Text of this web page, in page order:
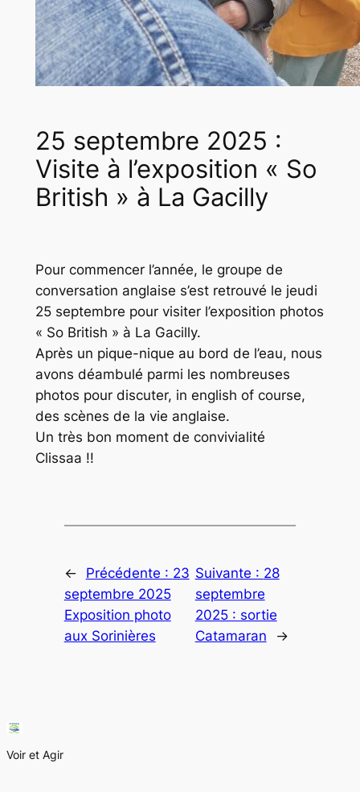
25 septembre 2025 :
Visite à l’exposition « So
British » à La Gacilly
Pour commencer l’année, le groupe de
conversation anglaise s’est retrouvé le jeudi
25 septembre pour visiter l’exposition photos
« So British » à La Gacilly.
Après un pique-nique au bord de l’eau, nous
avons déambulé parmi les nombreuses
photos pour discuter, in english of course,
des scènes de la vie anglaise.
Un très bon moment de convivialité
Clissaa !!
← Précédente : 23
septembre 2025
Exposition photo
aux Sorinières
Suivante : 28
septembre
2025 : sortie
Catamaran
→
Voir et Agir